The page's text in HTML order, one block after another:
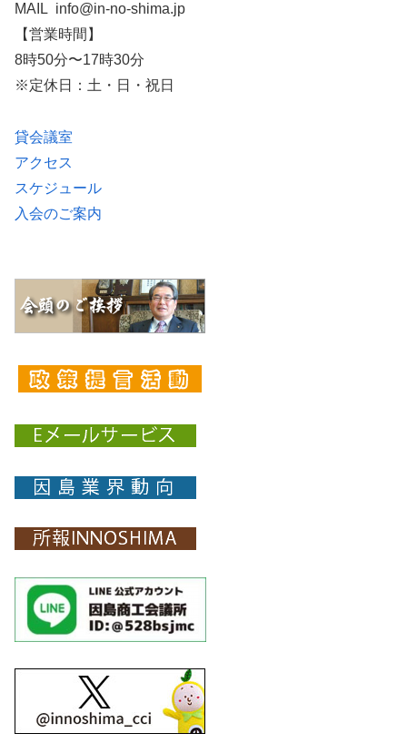
MAIL info@in-no-shima.jp
【営業時間】
8時50分〜17時30分
※定休日：土・日・祝日
貸会議室
アクセス
スケジュール
入会のご案内